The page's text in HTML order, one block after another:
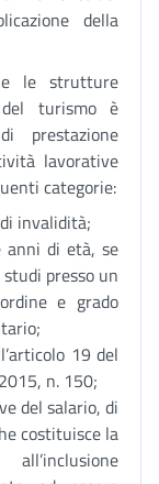
della
e le strutture
turismo è
prestazione
lavorative
categorie:
invalidità;
anni di età, se
presso un
e grado
19 del
n. 150;
del salario, di
costituisce la